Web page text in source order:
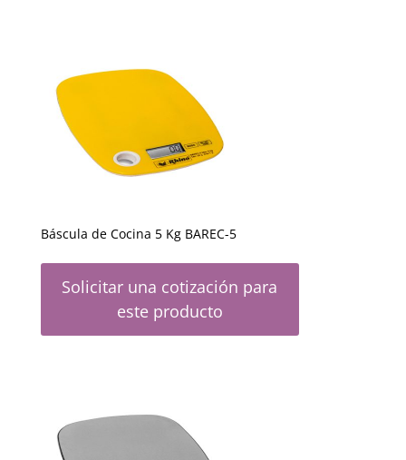
Báscula de Cocina 5 Kg BAREC-5
Solicitar una cotización para
este producto